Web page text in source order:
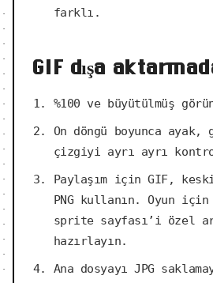
farklı.
GIF dışa
%100 ve büyütülmüş
On döngü boyunca ayak,
çizgiyi ayrı ayrı
Paylaşım için GIF,
PNG kullanın. Oyun için
sprite sayfası’i özel
hazırlayın.
Ana dosyayı JPG